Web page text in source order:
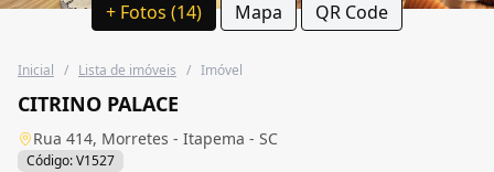
+ Fotos (14) Mapa QR Code
Inicial / Lista de imóveis / Imóvel
CITRINO PALACE
Rua 414, Morretes - Itapema - SC
Código: V1527